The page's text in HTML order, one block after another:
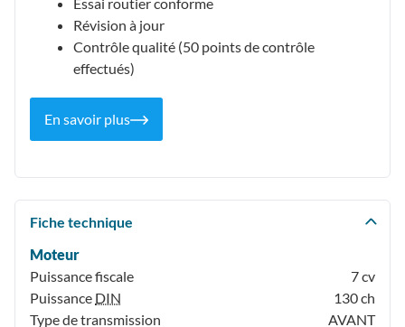
Révision à jour
Contrôle qualité (50 points de contrôle
effectués)
En savoir plus
Fiche technique
Moteur
Puissance fiscale
7 cv
Puissance DIN
130 ch
Type de transmission
AVANT